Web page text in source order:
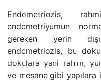
Endometriozis,
endometriyumun
gereken yerin
endometriozis, bu
dokulara yani rahim,
ve mesane gibi yapılara